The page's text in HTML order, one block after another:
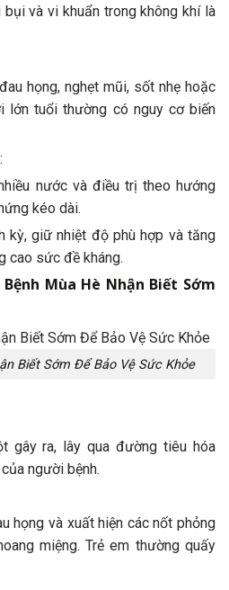
và vi khuẩn trong không khí là
họng, nghẹt mũi, sốt nhẹ hoặc
lớn tuổi thường có nguy cơ biến
nước và điều trị theo hướng
kéo dài.
kỳ, giữ nhiệt độ phù hợp và tăng
cao sức đề kháng.
Mùa Hè Nhận Biết Sớm
Biết Sớm Để Bảo Vệ Sức Khỏe
gây ra, lây qua đường tiêu hóa
người bệnh.
họng và xuất hiện các nốt phỏng
miệng. Trẻ em thường quấy